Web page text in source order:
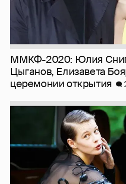
ММКФ-2020: Юлия
Цыганов, Елизавета
церемонии открытия